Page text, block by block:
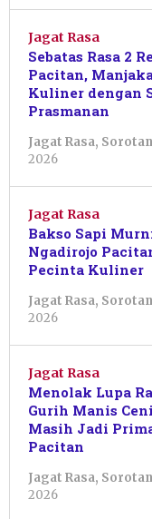
Jagat Rasa
Sebatas Rasa 2
Pacitan,
Kuliner dengan
Prasmanan
Jagat Rasa,
2026
Shalahuddin
Jagat Rasa
Bakso Sapi
Ngadirojo
Pecinta Kuliner
Jagat Rasa,
2026
Shalahuddin
Jagat Rasa
Menolak Lupa
Gurih Manis
Masih Jadi
Pacitan
Jagat Rasa,
2026